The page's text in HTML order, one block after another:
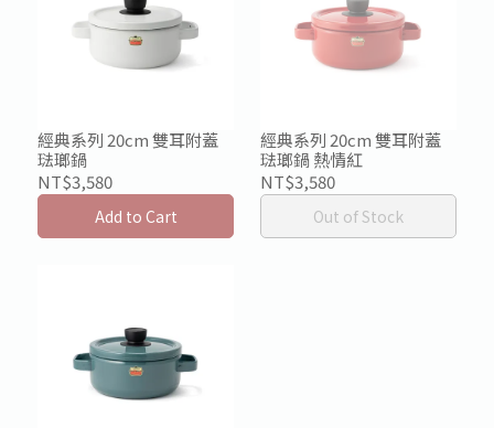
經典系列 20cm 雙耳附蓋
琺瑯鍋
NT$3,580
Add to Cart
經典系列 20cm 雙耳附蓋
琺瑯鍋 熱情紅
NT$3,580
Out of Stock